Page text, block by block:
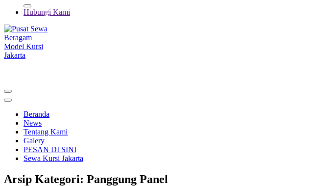
Hubungi Kami
Beranda
News
Tentang Kami
Galery
PESAN DI SINI
Sewa Kursi Jakarta
Arsip Kategori: Panggung Panel